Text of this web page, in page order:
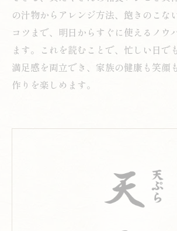
の汁物からアレンジ方法、飽きのこな
コツまで、明日からすぐに使えるノウ
ます。これを読むことで、忙しい日で
満足感を両立でき、家族の健康も笑顔
作りを楽しめます。